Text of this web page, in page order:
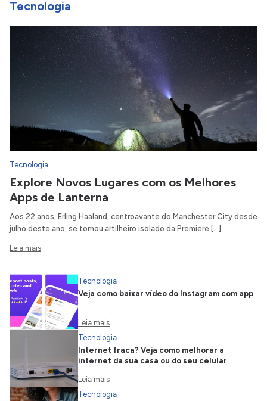
Tecnologia
Tecnologia
Explore Novos Lugares com os Melhores
Apps de Lanterna
Aos 22 anos, Erling Haaland, centroavante do Manchester City desde
julho deste ano, se tornou artilheiro isolado da Premiere […]
Leia mais
Tecnologia
Veja como baixar vídeo do Instagram com app
Leia mais
Tecnologia
Internet fraca? Veja como melhorar a
internet da sua casa ou do seu celular
Leia mais
Tecnologia